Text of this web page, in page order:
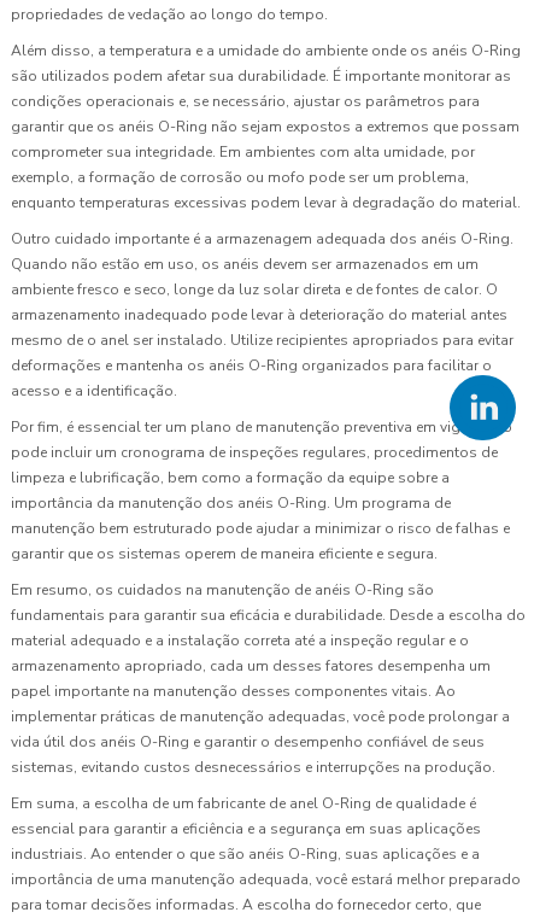
propriedades de vedação ao longo do tempo.
Além disso, a temperatura e a umidade do ambiente onde os anéis O-Ring
são utilizados podem afetar sua durabilidade. É importante monitorar as
condições operacionais e, se necessário, ajustar os parâmetros para
garantir que os anéis O-Ring não sejam expostos a extremos que possam
comprometer sua integridade. Em ambientes com alta umidade, por
exemplo, a formação de corrosão ou mofo pode ser um problema,
enquanto temperaturas excessivas podem levar à degradação do material.
Outro cuidado importante é a armazenagem adequada dos anéis O-Ring.
Quando não estão em uso, os anéis devem ser armazenados em um
ambiente fresco e seco, longe da luz solar direta e de fontes de calor. O
armazenamento inadequado pode levar à deterioração do material antes
mesmo de o anel ser instalado. Utilize recipientes apropriados para evitar
deformações e mantenha os anéis O-Ring organizados para facilitar o
acesso e a identificação.
Por fim, é essencial ter um plano de manutenção preventiva em vigor. Isso
pode incluir um cronograma de inspeções regulares, procedimentos de
limpeza e lubrificação, bem como a formação da equipe sobre a
importância da manutenção dos anéis O-Ring. Um programa de
manutenção bem estruturado pode ajudar a minimizar o risco de falhas e
garantir que os sistemas operem de maneira eficiente e segura.
Em resumo, os cuidados na manutenção de anéis O-Ring são
fundamentais para garantir sua eficácia e durabilidade. Desde a escolha do
material adequado e a instalação correta até a inspeção regular e o
armazenamento apropriado, cada um desses fatores desempenha um
papel importante na manutenção desses componentes vitais. Ao
implementar práticas de manutenção adequadas, você pode prolongar a
vida útil dos anéis O-Ring e garantir o desempenho confiável de seus
sistemas, evitando custos desnecessários e interrupções na produção.
Em suma, a escolha de um fabricante de anel O-Ring de qualidade é
essencial para garantir a eficiência e a segurança em suas aplicações
industriais. Ao entender o que são anéis O-Ring, suas aplicações e a
importância de uma manutenção adequada, você estará melhor preparado
para tomar decisões informadas. A escolha do fornecedor certo, que